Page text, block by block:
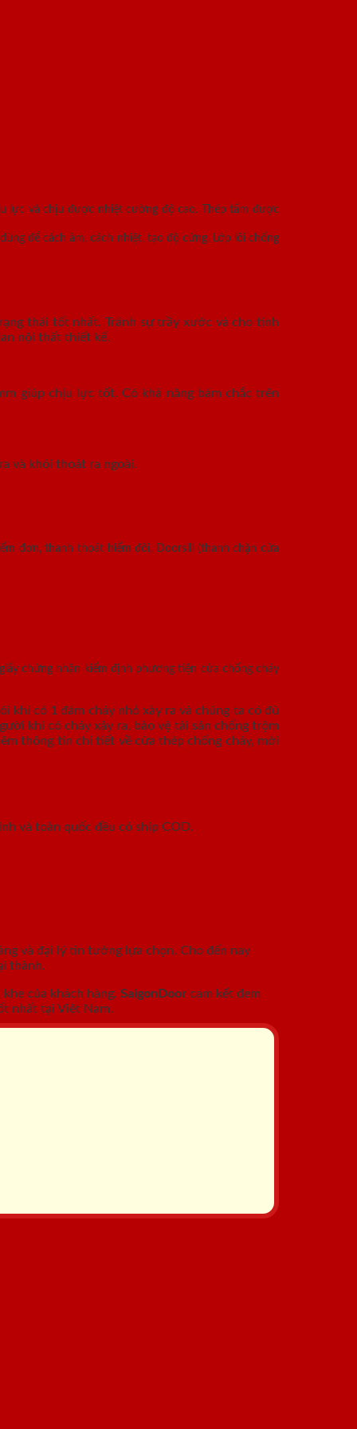
lực và chịu được nhiệt cường độ cao. Thép tấm được
để cách âm, cách nhiệt, tạo độ cứng. Lớp lõi chống
thái tốt nhất. Tránh sự trầy xước và cho tính
nội thất thiết kế.
giúp chịu lực tốt. Có khả năng bám chắc trên
và khói thoát ra ngoài.
đơn, thanh thoát hiểm đôi, Doorsill (thanh chặn cửa
chứng nhận kiểm định phương tiện cửa chống cháy
khi có 1 đám cháy nhỏ xảy ra và chúng ta có đủ
khi có cháy xảy ra, bảo vệ tài sản chống trộm
thông tin chi tiết về cửa thép chống cháy, mời
và toàn quốc đều có ship COD.
và đại lý tin tưởng lựa chọn. Cho đến nay
thành.
của khách hàng. SaigonDoor cam kết đem
nhất tại Việt Nam.